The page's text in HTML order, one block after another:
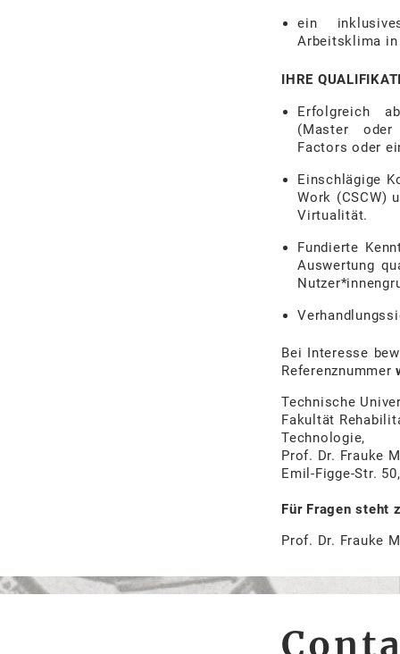
ein
Arbeitsklima in
IHRE
Erfolgreich
(Master
Factors oder
Einschlägige
Work (CSCW)
Virtualität.
Fundierte
Auswertung
Bei Interesse
Referenznummer
Technische
Fakultät
Technologie,
Prof. Dr. Frauke
Emil-Figge-Str. 50,
Für Fragen steht
Prof. Dr. Frauke